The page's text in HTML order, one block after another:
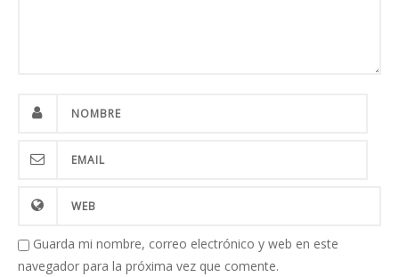
Guarda mi nombre, correo electrónico y web en este
navegador para la próxima vez que comente.